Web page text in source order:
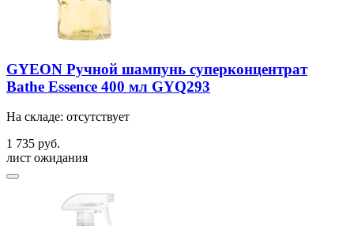
GYEON Ручной шампунь суперконцентрат
Bathe Essence 400 мл GYQ293
На складе: отсутствует
1 735 руб.
лист ожидания